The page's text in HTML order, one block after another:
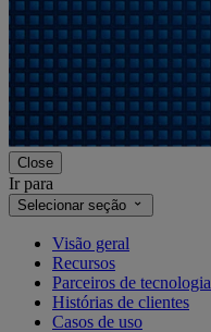
Close
Ir para
Selecionar seção
Visão geral
Recursos
Parceiros de tecnologia
Histórias de clientes
Casos de uso